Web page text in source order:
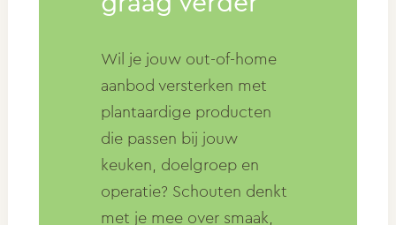
Wil je jouw out-of-home
aanbod versterken met
plantaardige producten
die passen bij jouw
keuken, doelgroep en
operatie? Schouten denkt
met je mee over smaak,